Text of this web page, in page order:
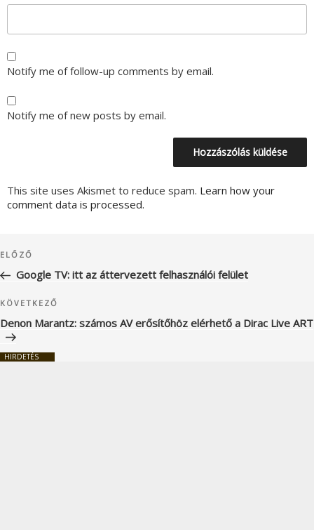
Notify me of follow-up comments by email.
Notify me of new posts by email.
This site uses Akismet to reduce spam. Learn how your
comment data is processed.
navigáció
Korábbi
bejegyzés
ELŐZŐ
Google TV: itt az áttervezett felhasználói felület
Következő
bejegyzés
KÖVETKEZŐ
Denon Marantz: számos AV erősítőhöz elérhető a Dirac Live ART
HIRDETÉS